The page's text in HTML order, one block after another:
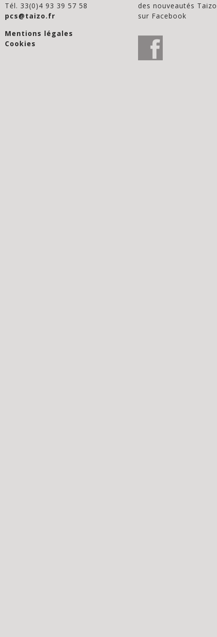
Tél. 33(0)4 93 39 57 58
pcs@taizo.fr
Mentions légales
Cookies
des nouveautés Taizo
sur Facebook